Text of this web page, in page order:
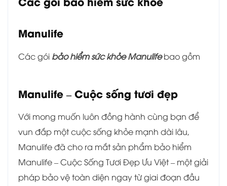
Manulife
Các gói bảo hiểm sức khỏe Manulifebao gồm
Manulife – Cuộc sống tươi đẹp
Với mong muốn luôn đồng hành cùng bạn để
vun đắp một cuộc sống khỏe mạnh dài lâu,
Manulife đã cho ra mắt sản phẩm bảo hiểm
Manulife – Cuộc Sống Tươi Đẹp Ưu Việt – một giải
pháp bảo vệ toàn diện ngay từ giai đoạn đầu